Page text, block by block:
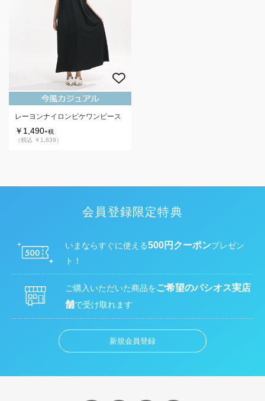
レーヨンナイロンピケワンピース
￥1,490+税
（税込 ￥1,639）
会員登録限定特典
いまならすぐに使える500円クーポンプレゼン
ト！
ご購入いただいた商品をご希望のパシオス実店
舗で受け取れます
新規会員登録